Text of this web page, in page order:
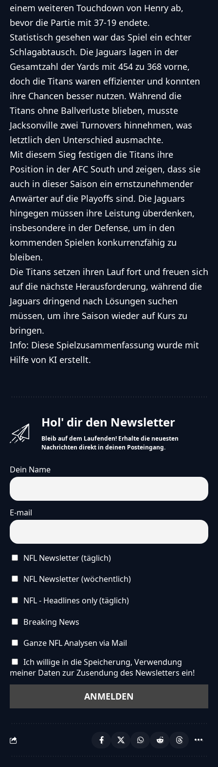
einem weiteren Touchdown von Henry ab,
bevor die Partie mit 37-19 endete.
Statistisch gesehen war das Spiel ein echter
Schlagabtausch. Die Jaguars lagen in der
Gesamtzahl der Yards mit 454 zu 368 vorne,
doch die Titans waren effizienter und konnten
ihre Chancen besser nutzen. Während die
Titans ohne Ballverluste blieben, musste
Jacksonville zwei Turnovers hinnehmen, was
letztlich den Unterschied ausmachte.
Mit diesem Sieg festigen die Titans ihre
Position in der AFC South und zeigen, dass sie
auch in dieser Saison ein ernstzunehmender
Anwärter auf die Playoffs sind. Die Jaguars
hingegen müssen ihre Leistung überdenken,
insbesondere in der Defense, um in den
kommenden Spielen konkurrenzfähig zu
bleiben.
Die Titans setzen ihren Lauf fort und freuen sich
auf die nächste Herausforderung, während die
Jaguars dringend nach Lösungen suchen
müssen, um ihre Saison wieder auf Kurs zu
bringen.
Info: Diese Spielzusammenfassung wurde mit
Hilfe von KI erstellt.
Hol' dir den Newsletter
Bleib auf dem Laufenden! Erhalte die neuesten
Nachrichten direkt in deinen Posteingang.
Dein Name
E-mail
NFL Newsletter (täglich)
NFL Newsletter (wöchentlich)
NFL - Headlines only (täglich)
Breaking News
Ganze NFL Analysen via Mail
Ich willige in die Speicherung, Verwendung
meiner Daten zur Zusendung des Newsletters ein!